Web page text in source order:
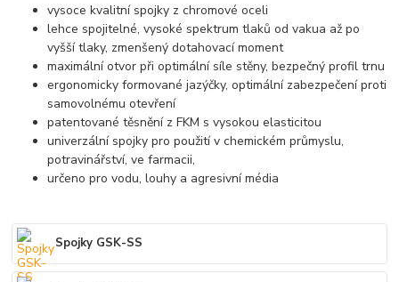
vysoce kvalitní spojky z chromové oceli
lehce spojitelné, vysoké spektrum tlaků od vakua až po
vyšší tlaky, zmenšený dotahovací moment
maximální otvor při optimální síle stěny, bezpečný profil trnu
ergonomicky formované jazýčky, optimální zabezpečení proti
samovolnému otevření
patentované těsnění z FKM s vysokou elasticitou
univerzální spojky pro použití v chemickém průmyslu,
potravinářství, ve farmacii,
určeno pro vodu, louhy a agresivní média
Spojky GSK-SS